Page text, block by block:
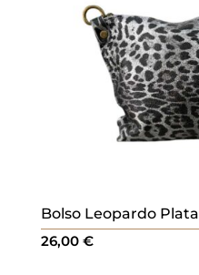
Bolso Leopardo Plata
26,00 €